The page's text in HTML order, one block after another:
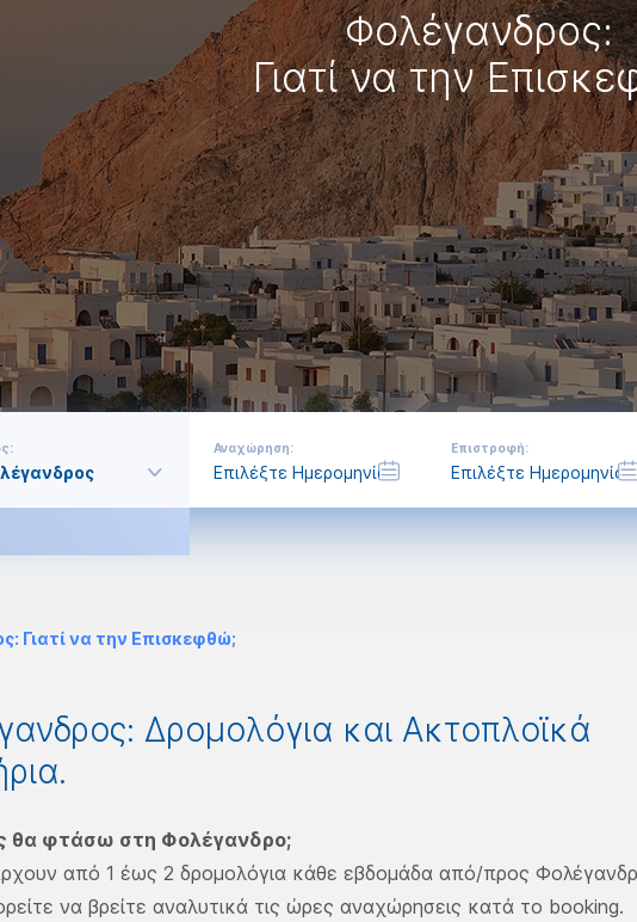
Φολέγανδρος:
Γιατί να την
Αναχώρηση: Επιστροφή:
Γιατί να την Επισκεφθώ;
Δρομολόγια και Ακτοπλοϊκά
θα φτάσω στη Φολέγανδρο​;
από 1 έως 2 δρομολόγια κάθε εβδομάδα από/προς
να βρείτε αναλυτικά τις ώρες αναχώρησεις κατά το booking.